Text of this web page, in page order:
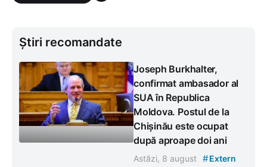
Știri recomandate
Joseph Burkhalter,
confirmat ambasador al
SUA în Republica
Moldova. Postul de la
Chișinău este ocupat
după aproape doi ani
Astăzi, 8 august #Extern